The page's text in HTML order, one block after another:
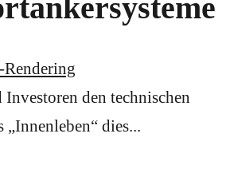
Rendering
den technischen
„Innenleben“ dies...